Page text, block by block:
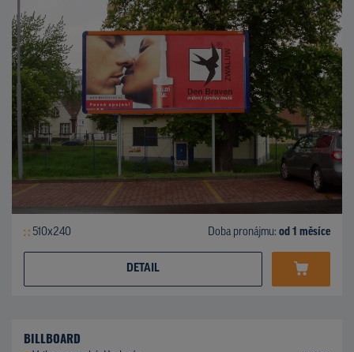
510x240 Doba pronájmu: od 1 měsíce
DETAIL
BILLBOARD